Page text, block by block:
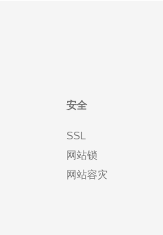
安全
SSL
网站锁
网站容灾